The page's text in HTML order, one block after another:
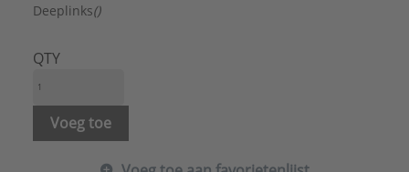
Deeplinks()
QTY
Voeg toe